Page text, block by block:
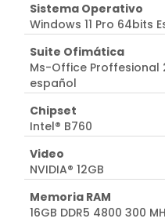
Sistema Operativo
Windows 11 Pro 64bits
Suite Ofimática
Ms-Office
español
Chipset
Intel® B760
Video
NVIDIA® 12GB
Memoria RAM
16GB DDR5 4800 300